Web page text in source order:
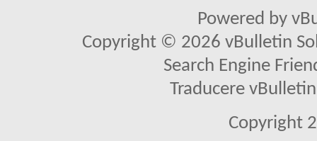
Powered by
Copyright © 2026 vBulletin
Search Engine
Traducere
Copyright